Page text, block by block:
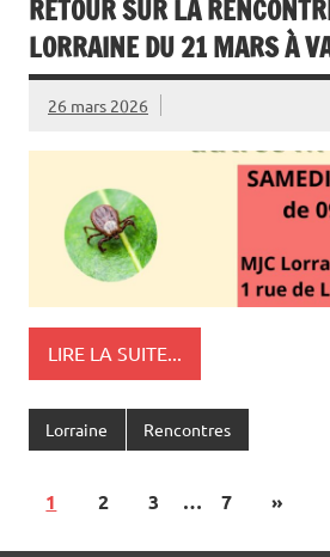
RETOUR SUR LA
LORRAINE DU 21 MARS À
26 mars 2026
LIRE LA SUITE...
Lorraine Rencontres
1 2 3 … 7 »